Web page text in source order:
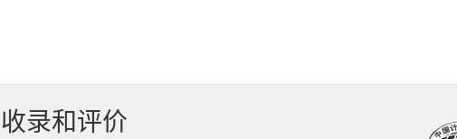
收录和评价